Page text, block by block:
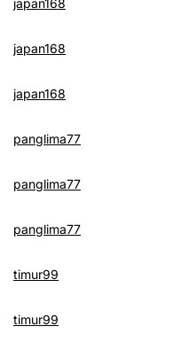
japan168
japan168
japan168
panglima77
panglima77
panglima77
timur99
timur99